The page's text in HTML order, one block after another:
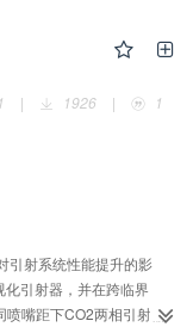
反应路径出发对单一或
为代表的低碳氟代烯
；并对比了R32和R1234yf
与烷烃和烯烃燃烧模型吻
；通过反应路径的研究发
87.5 ℃；添加体积分数
基生成峰值明显降低。
| 1926 | 1
引射系统性能提升的影
引射器，并在跨临界
喷嘴距下CO2两相引射器